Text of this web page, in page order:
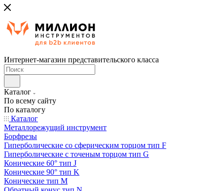
Интернет-магазин представительского класса
Каталог
По всему сайту
По каталогу
Каталог
Металлорежущий инструмент
Борфрезы
Гиперболические cо сферическим торцом тип F
Гиперболические с точеным торцом тип G
Конические 60° тип J
Конические 90° тип K
Конические тип M